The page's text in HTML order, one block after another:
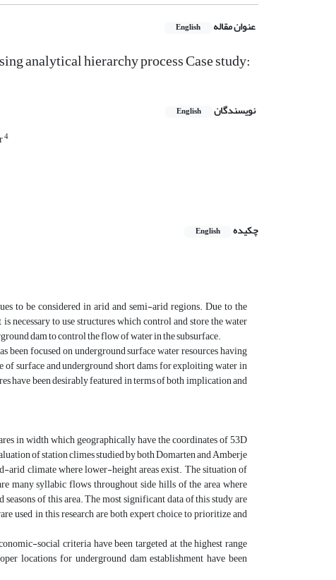
عنوان مقاله English
analytical hierarchy process Case study:
نویسندگان English
4
چکیده
English
to be considered in arid and semi-arid regions. Due to the
necessary to use structures which control and store the water
dam to control the flow of water in the subsurface.
been focused on underground surface water resources having
surface and underground short dams for exploiting water in
have been desirably featured in terms of both implication and
in width which geographically have the coordinates of 53D
of station climes studied by both Domarten and Amberje
arid climate where lower-height areas exist. The situation of
many syllabic flows throughout side hills of the area where
of this area. The most significant data of this study are
used in this research are both expert choice to prioritize and
social criteria have been targeted at the highest range
locations for underground dam establishment have been